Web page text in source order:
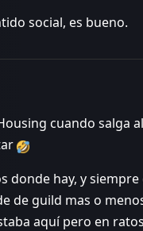
social, es bueno.
cuando salga
donde hay, y
de guild mas o
aquí pero en